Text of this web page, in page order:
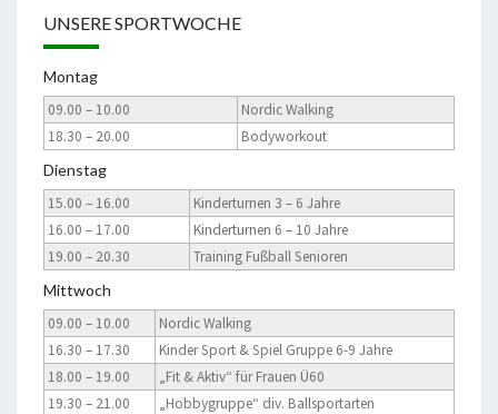
UNSERE SPORTWOCHE
Montag
09.00 – 10.00
Nordic Walking
18.30 – 20.00
Bodyworkout
Dienstag
15.00 – 16.00
Kinderturnen 3 – 6 Jahre
16.00 – 17.00
Kinderturnen 6 – 10 Jahre
19.00 – 20.30
Training Fußball Senioren
Mittwoch
09.00 – 10.00
Nordic Walking
16.30 – 17.30
Kinder Sport & Spiel Gruppe 6-9 Jahre
18.00 – 19.00
„Fit & Aktiv“ für Frauen Ü60
19.30 – 21.00
„Hobbygruppe“ div. Ballsportarten